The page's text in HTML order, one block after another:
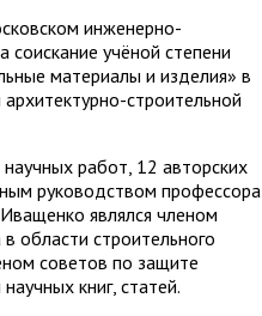
инженерно-
учёной степени
материалы и изделия» в
строительной
работ, 12 авторских
руководством профессора
являлся членом
области строительного
советов по защите
книг, статей.